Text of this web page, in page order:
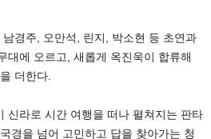
경주, 오만석, 린지, 박소현 등 초연과
대에 오르고, 새롭게 옥진욱이 합류해
더한다.
신라로 시간 여행을 떠나 펼쳐지는 판타
경을 넘어 고민하고 답을 찾아가는 청